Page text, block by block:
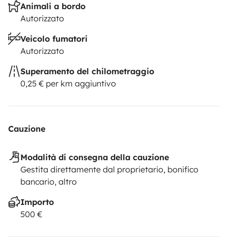
Animali a bordo
Autorizzato
Veicolo fumatori
Autorizzato
Superamento del chilometraggio
0,25 € per km aggiuntivo
Cauzione
Modalità di consegna della cauzione
Gestita direttamente dal proprietario, bonifico
bancario, altro
Importo
500 €